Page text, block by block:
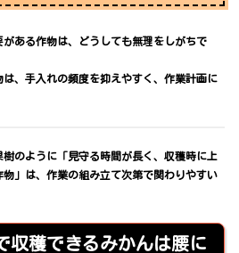
ある作物は、どうしても無理をしがちで
、手入れの頻度を抑えやすく、作業計画に
のように「見守る時間が長く、収穫時に上
」は、作業の組み立て次第で関わりやすい
収穫できるみかんは腰に